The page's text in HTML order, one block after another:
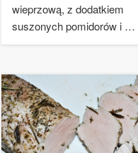
wieprzową, z dodatkiem
suszonych pomidorów i …